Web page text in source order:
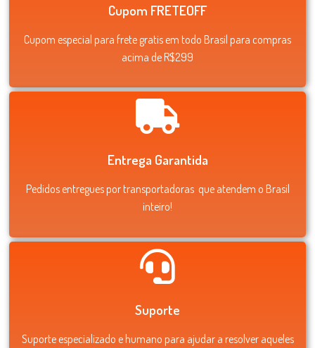
Cupom FRETEOFF
Cupom especial para frete gratis em todo Brasil para compras
acima de R$299
Entrega Garantida
Pedidos entregues por transportadoras que atendem o Brasil
inteiro!
Suporte
Suporte especializado e humano para ajudar a resolver aqueles